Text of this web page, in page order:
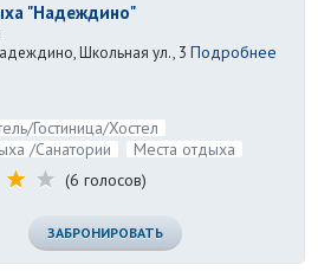
"Надеждино"
Школьная ул., 3 Подробнее
Гостиница/Хостел
/Санатории
Места отдыха
(6 голосов)
ЗАБРОНИРОВАТЬ